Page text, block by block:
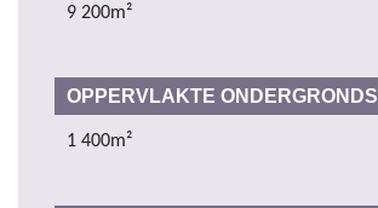
9 200m²
OPPERVLAKTE ONDERGRONDS
1 400m²